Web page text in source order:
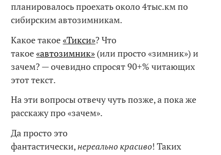
планировалось проехать около 4тыс.км по
сибирским автозимникам.
Какое такое«Тикси»? Что
такое«автозимник» (или просто «зимник») и
зачем? — очевидно спросят 90+% читающих
этот текст.
На эти вопросы отвечу чуть позже, а пока же
расскажу про «зачем».
Да просто это
фантастически,нереальнокрасиво! Таких